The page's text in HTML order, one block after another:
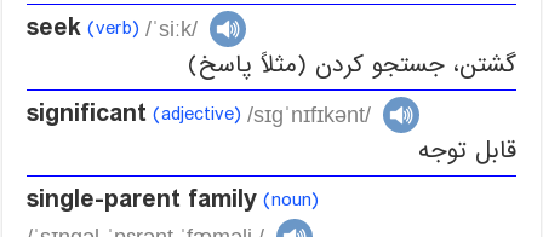
seek (verb) /ˈsiːk/
گشتن، جستجو کردن (مثلاً پاسخ)
significant (adjective) /sɪgˈnɪfɪkənt/
قابل توجه
single-parent family (noun)